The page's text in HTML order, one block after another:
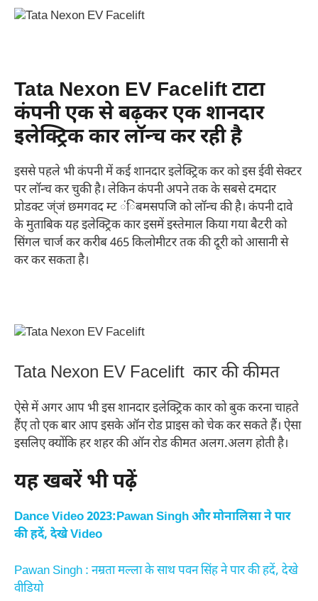
Tata Nexon EV Facelift टाटा
कंपनी एक से बढ़कर एक शानदार
इलेक्ट्रिक कार लॉन्च कर रही है
इससे पहले भी कंपनी में कई शानदार इलेक्ट्रिक कर को इस ईवी सेक्टर
पर लॉन्च कर चुकी है। लेकिन कंपनी अपने तक के सबसे दमदार
प्रोडक्ट ज्ंजं छमगवद म्ट ंिबमसपजि को लॉन्च की है। कंपनी दावे
के मुताबिक यह इलेक्ट्रिक कार इसमें इस्तेमाल किया गया बैटरी को
सिंगल चार्ज कर करीब 465 किलोमीटर तक की दूरी को आसानी से
कर कर सकता है।
Tata Nexon EV Facelift कार की कीमत
ऐसे में अगर आप भी इस शानदार इलेक्ट्रिक कार को बुक करना चाहते
हैंए तो एक बार आप इसके ऑन रोड प्राइस को चेक कर सकते हैं। ऐसा
इसलिए क्योंकि हर शहर की ऑन रोड कीमत अलग.अलग होती है।
यह खबरें भी पढ़ें
Dance Video 2023:Pawan Singh और मोनालिसा ने पार
की हदें, देखे Video
Pawan Singh : नम्रता मल्ला के साथ पवन सिंह ने पार की हदें, देखे
वीडियो